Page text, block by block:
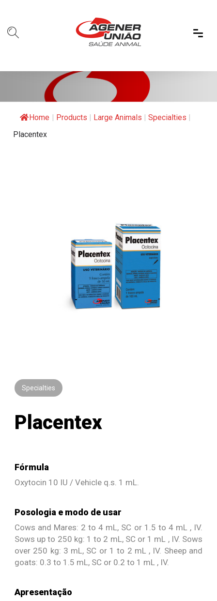
Home | Products | Large Animals | Specialties |
Placentex
Specialties
Placentex
Fórmula
Oxytocin 10 IU / Vehicle q.s. 1 mL.
Posologia e modo de usar
Cows and Mares: 2 to 4 mL, SC or 1.5 to 4 mL , IV.
Sows up to 250 kg: 1 to 2 mL, SC or 1 mL , IV. Sows
over 250 kg: 3 mL, SC or 1 to 2 mL , IV. Sheep and
goats: 0.3 to 1.5 mL, SC or 0.2 to 1 mL , IV.
Apresentação